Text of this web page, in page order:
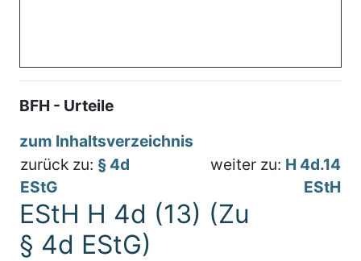
BFH - Urteile
zum Inhaltsverzeichnis
zurück zu: § 4d
EStG
weiter zu: H 4d.14
EStH
EStH H 4d (13) (Zu
§ 4d EStG)